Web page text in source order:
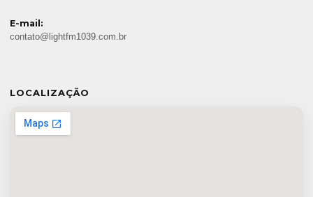
E-mail:
contato@lightfm1039.com.br
LOCALIZAÇÃO